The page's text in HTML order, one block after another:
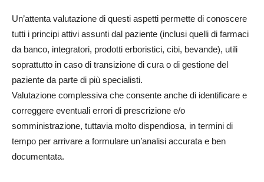
Un’attenta valutazione di questi aspetti permette di conoscere
tutti i principi attivi assunti dal paziente (inclusi quelli di farmaci
da banco, integratori, prodotti erboristici, cibi, bevande), utili
soprattutto in caso di transizione di cura o di gestione del
paziente da parte di più specialisti.
Valutazione complessiva che consente anche di identificare e
correggere eventuali errori di prescrizione e/o
somministrazione, tuttavia molto dispendiosa, in termini di
tempo per arrivare a formulare un’analisi accurata e ben
documentata.